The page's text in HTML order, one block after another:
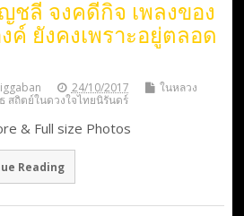
ชลี จงคดีกิจ เพลงของ
ค์ ยังคงเพราะอยู่ตลอด
24/10/2017
ในหลวง
สถิตย์ในดวงใจไทยนิรันดร์
& Full size Photos
Reading